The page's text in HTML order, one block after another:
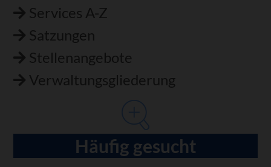
Services A-Z
Satzungen
Stellenangebote
Verwaltungsgliederung
Häufig gesucht